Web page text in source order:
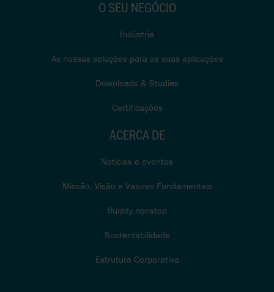
O SEU NEGÓCIO
Indústria
As nossas soluções para as suas aplicações
Downloads & Studies
Certificações
ACERCA DE
Notícias e eventos
Missão, Visão e Valores Fundamentais
fluidity.nonstop
Sustentabilidade
Estrutura Corporativa